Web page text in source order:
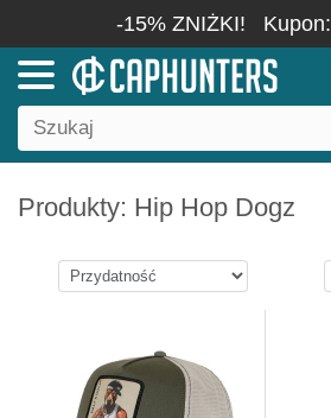
-15% ZNIŻKI! Kupon:
Produkty: Hip Hop Dogz